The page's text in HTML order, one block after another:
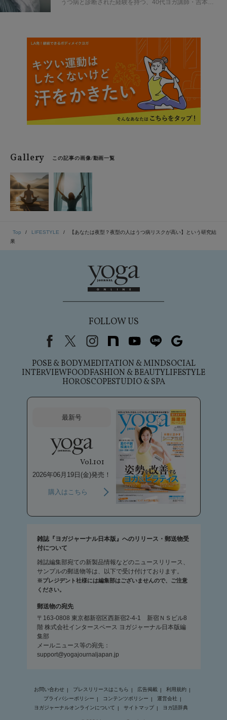
うつ病と診断された経験を持つ、40代ヨガ講師・吉本憲
イス。実体験をもとに効果を感じた、体から心にアプロ
ーチする「お悩み解消ワーク」も紹介します。
Gallery この記事の画像/動画一覧
Top LIFESTYLE
【あなたは夜型？夜型の人はうつ病リスクが高い】という研究結
果
FOLLOW US
FacebookX（旧Twitter）
instagram
note youtubeline
POSE & BODYMEDITATION & MINDSOCIAL
INTERVIEWFOODFASHION & BEAUTYLIFESTYLE
HOROSCOPESTUDIO & SPA
最新号
Vol.101
2026年06月19日(金)発売！
購入はこちら
雑誌『ヨガジャーナル日本版』へのリリース・郵送物受
付について
雑誌編集部宛ての新製品情報などのニュースリリース、
サンプルの郵送物等は、以下で受け付けております。
※プレジデント社様には編集部はございませんので、ご注意
ください。
郵送物の宛先
〒163-0808 東京都新宿区西新宿2-4-1 新宿ＮＳビル8
階 株式会社インタースペース ヨガジャーナル日本版編
集部
メールニュース等の宛先：
support@yogajournaljapan.jp
お問い合わせ プレスリリースはこちら 広告掲載
利用規約
プライバシーポリシー
コンテンツポリシー
運営会社
ヨガジャーナルオンラインについて
サイトマップ ヨガ語辞典